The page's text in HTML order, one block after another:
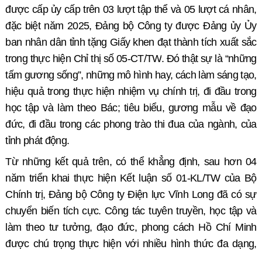
được cấp ủy cấp trên 03 lượt tập thể và 05 lượt cá nhân,
đặc biệt năm 2025, Đảng bộ Công ty được Đảng ủy Ủy
ban nhân dân tỉnh tặng Giấy khen đạt thành tích xuất sắc
trong thực hiện Chỉ thị số 05-CT/TW. Đó thật sự là “những
tấm gương sống”, những mô hình hay, cách làm sáng tạo,
hiệu quả trong thực hiện nhiệm vụ chính trị, đi đầu trong
học tập và làm theo Bác; tiêu biểu, gương mẫu về đạo
đức, đi đầu trong các phong trào thi đua của ngành, của
tỉnh phát động.
Từ những kết quả trên, có thể khẳng định, sau hơn 04
năm triển khai thực hiện Kết luận số 01-KL/TW của Bộ
Chính trị, Đảng bộ Công ty Điện lực Vĩnh Long đã có sự
chuyển biến tích cực. Công tác tuyên truyền, học tập và
làm theo tư tưởng, đạo đức, phong cách Hồ Chí Minh
được chú trọng thực hiện với nhiều hình thức đa dạng,